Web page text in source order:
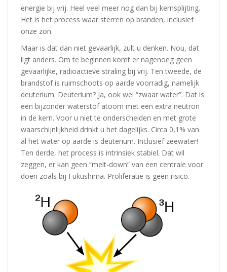
energie bij vrij. Heel veel meer nog dan bij kernsplijting.
Het is het process waar sterren op branden, inclusief
onze zon.
Maar is dat dan niet gevaarlijk, zult u denken. Nou, dat
ligt anders. Om te beginnen komt er nagenoeg geen
gevaarlijke, radioactieve straling bij vrij. Ten tweede, de
brandstof is ruimschoots op aarde voorradig, namelijk
deuterium. Deuterium? Ja, ook wel “zwaar water”. Dat is
een bijzonder waterstof atoom met een extra neutron
in de kern. Voor u niet te onderscheiden en met grote
waarschijnlijkheid drinkt u het dagelijks. Circa 0,1% van
al het water op aarde is deuterium. Inclusief zeewater!
Ten derde, het process is intrinsiek stabiel. Dat wil
zeggen, er kan geen “melt-down” van een centrale voor
doen zoals bij Fukushima. Proliferatie is geen risico.